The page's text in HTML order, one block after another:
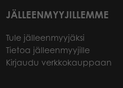
JÄLLEENMYYJILLEMME
Tule jälleenmyyjäksi
Tietoa jälleenmyyjille
Kirjaudu verkkokauppaan